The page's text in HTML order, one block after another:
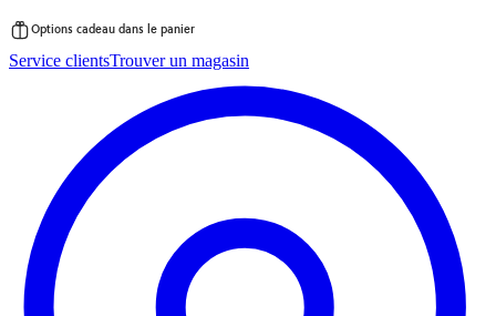
au
Options cadeau dans le panier
Service clientsTrouver un magasin